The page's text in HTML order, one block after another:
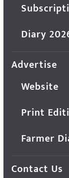
Diary
Advertise
Website
Print
Farmer
Contact Us